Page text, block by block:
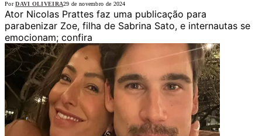
Por DAVI OLIVEIRA29 de novembro de 2024
Ator Nicolas Prattes faz uma publicação para
parabenizar Zoe, filha de Sabrina Sato, e internautas se
emocionam; confira